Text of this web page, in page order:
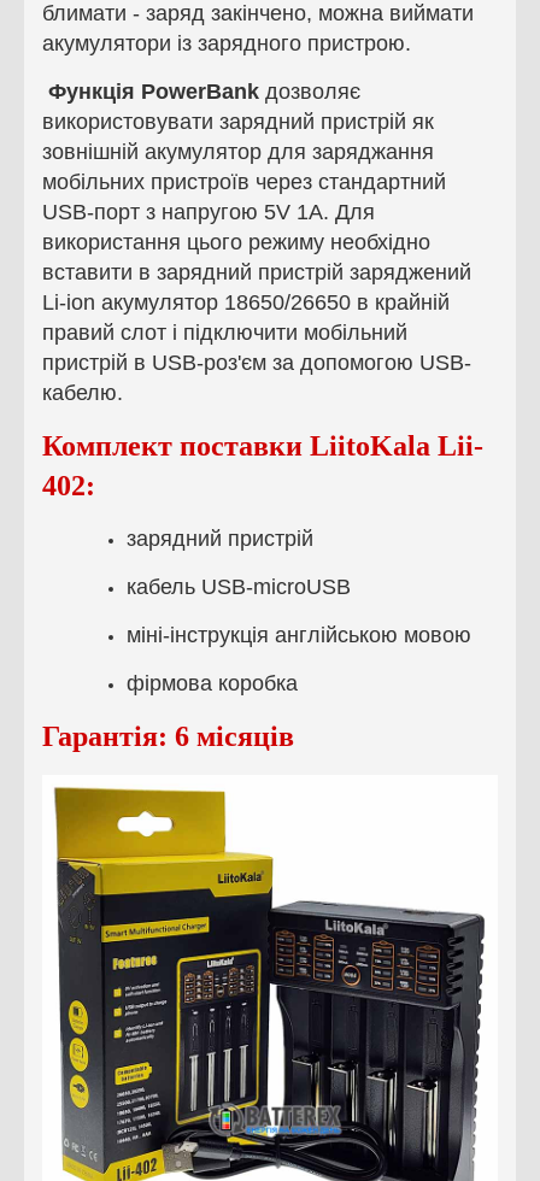
блимати - заряд закінчено, можна виймати
акумулятори із зарядного пристрою.
Функція PowerBank дозволяє
використовувати зарядний пристрій як
зовнішній акумулятор для заряджання
мобільних пристроїв через стандартний
USB-порт з напругою 5V 1A. Для
використання цього режиму необхідно
вставити в зарядний пристрій заряджений
Li-ion акумулятор 18650/26650 в крайній
правий слот і підключити мобільний
пристрій в USB-роз'єм за допомогою USB-
кабелю.
Комплект поставки LiitoKala Lii-
402:
зарядний пристрій
кабель USB-microUSB
міні-інструкція англійською мовою
фірмова коробка
Гарантія: 6 місяців